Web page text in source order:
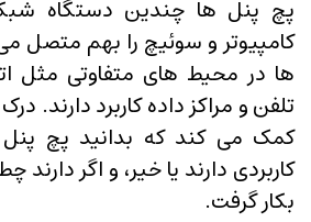
پچ پنل ها چندین دستگاه
کامپیوتر و سوئیچ را بهم متصل
تلفن و مراکز داده کاربرد دارند.
کمک می کند که بدانید پچ
کاربردی دارند یا خیر، و اگر دارند
بکار گرفت.